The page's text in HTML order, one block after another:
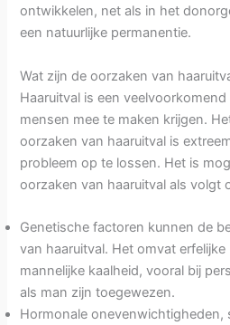
ontwikkelen, net als in het
een natuurlijke permanentie.
Wat zijn de oorzaken van
Haaruitval is een
mensen mee te maken krijgen.
oorzaken van haaruitval is
probleem op te lossen. Het is
oorzaken van haaruitval als volgt
Genetische factoren kunnen de
van haaruitval. Het omvat
mannelijke kaalheid, vooral bij
als man zijn toegewezen.
Hormonale onevenwichtigheden,